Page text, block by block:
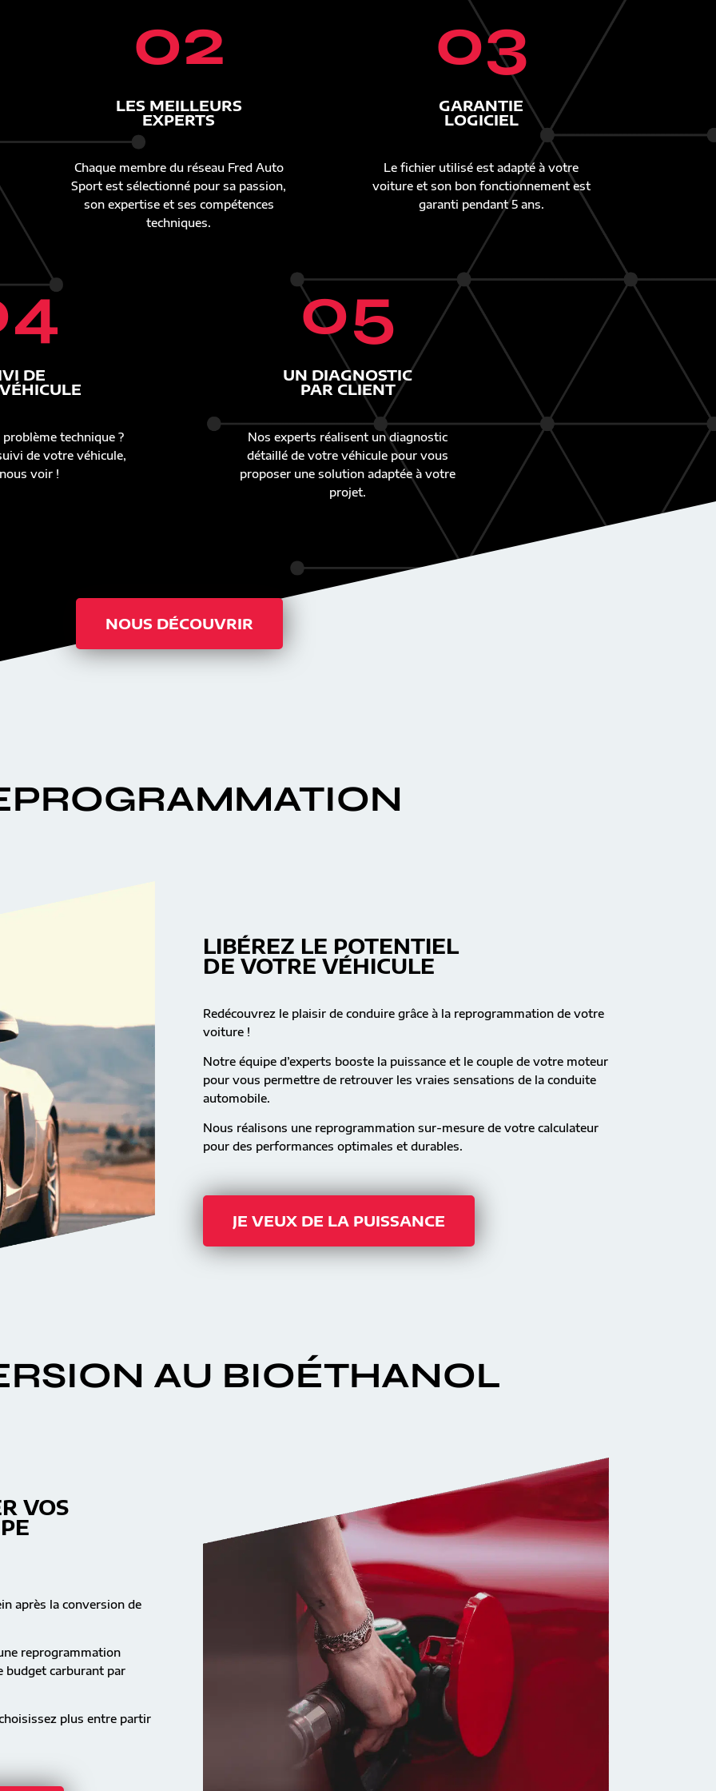
02
LES MEILLEURS
EXPERTS
Chaque membre du réseau Fred Auto
Sport est sélectionné pour sa passion,
son expertise et ses compétences
techniques.
03
GARANTIE
LOGICIEL
Le fichier utilisé est adapté à votre
voiture et son bon fonctionnement est
garanti pendant 5 ans.
DE
technique ?
de votre véhicule,
voir !
05
UN DIAGNOSTIC
PAR CLIENT
Nos experts réalisent un diagnostic
détaillé de votre véhicule pour vous
proposer une solution adaptée à votre
projet.
NOUS DÉCOUVRIR
LIBÉREZ LE POTENTIEL
DE VOTRE VÉHICULE
Redécouvrez le plaisir de conduire grâce à la reprogrammation de votre
voiture !
Notre équipe d’experts booste la puissance et le couple de votre moteur
pour vous permettre de retrouver les vraies sensations de la conduite
automobile.
Nous réalisons une reprogrammation sur-mesure de votre calculateur
pour des performances optimales et durables.
JE VEUX DE LA PUISSANCE
AU BIOÉTHANOL
VOS
après la conversion de
reprogrammation
budget carburant par
plus entre partir